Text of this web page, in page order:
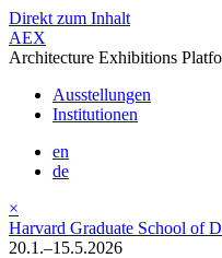
Direkt zum Inhalt
AEX
Architecture Exhibitions
Ausstellungen
Institutionen
en
de
×
Harvard Graduate School of
20.1.–15.5.2026